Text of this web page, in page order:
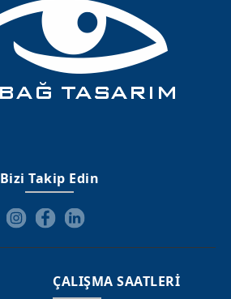
Bizi Takip Edin
ÇALIŞMA SAATLERİ